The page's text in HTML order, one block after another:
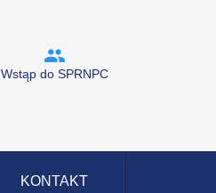
Wstąp do SPRNPC
KONTAKT